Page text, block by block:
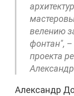
велению
фонтан", –
проекта
Александр